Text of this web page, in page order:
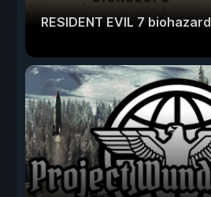
RESIDENT EVIL 7 biohazard